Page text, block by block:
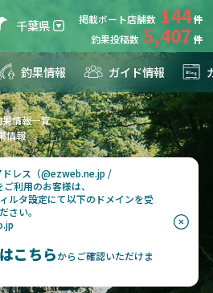
千葉県 掲載ボート店舗数 144
釣果投稿数 5,407
釣果情報 ガイド情報
情報一覧
情報
ドレス（@ezweb.ne.jp /
利用のお客様は、
ルタ設定にて以下のドメインを受
さい。
こちらからご確認いただけま